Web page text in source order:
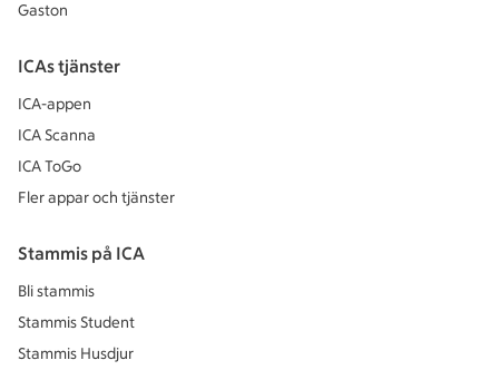
Gaston
ICAs tjänster
ICA-appen
ICA Scanna
ICA ToGo
Fler appar och tjänster
Stammis på ICA
Bli stammis
Stammis Student
Stammis Husdjur